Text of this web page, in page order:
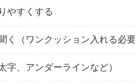
やすくする
く（ワンクッション入れる必要
字、アンダーラインなど）